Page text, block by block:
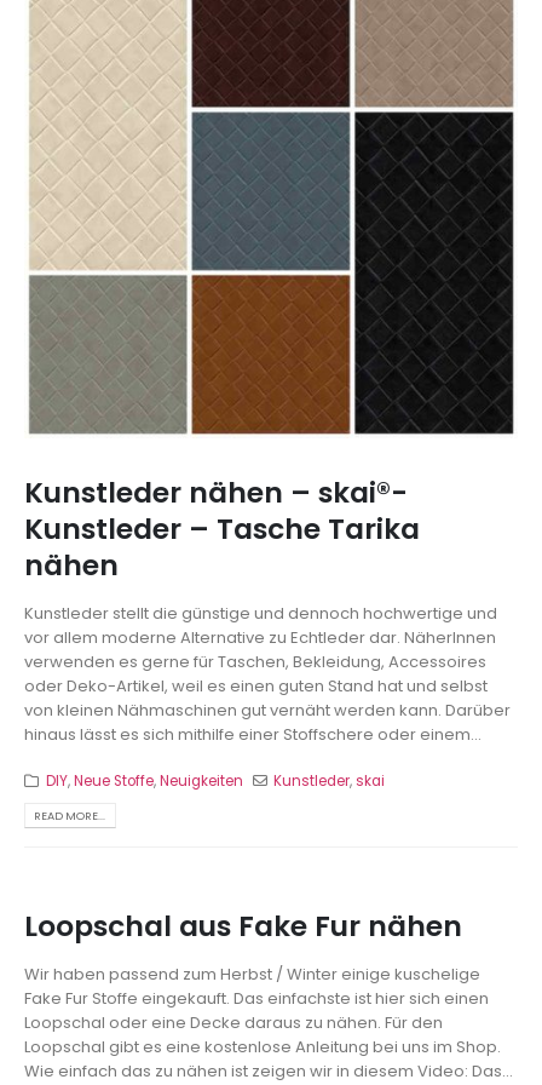
Kunstleder nähen – skai®-
Kunstleder – Tasche Tarika
nähen
Kunstleder stellt die günstige und dennoch hochwertige und
vor allem moderne Alternative zu Echtleder dar. NäherInnen
verwenden es gerne für Taschen, Bekleidung, Accessoires
oder Deko-Artikel, weil es einen guten Stand hat und selbst
von kleinen Nähmaschinen gut vernäht werden kann. Darüber
hinaus lässt es sich mithilfe einer Stoffschere oder einem...
DIY,Neue Stoffe,Neuigkeiten Kunstleder,skai
READ MORE...
Loopschal aus Fake Fur nähen
Wir haben passend zum Herbst / Winter einige kuschelige
Fake Fur Stoffe eingekauft. Das einfachste ist hier sich einen
Loopschal oder eine Decke daraus zu nähen. Für den
Loopschal gibt es eine kostenlose Anleitung bei uns im Shop.
Wie einfach das zu nähen ist zeigen wir in diesem Video: Das...